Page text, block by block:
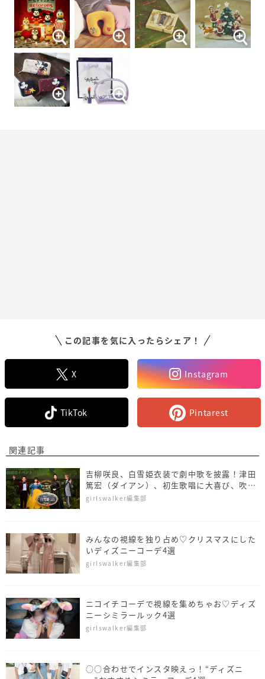
この記事を気に入ったらシェア！
X Instagram
TikTok Pintarest
関連記事
吉柳咲良、白雪姫衣装で劇中歌を披露！津田
篤宏（ダイアン）、初生歌唱に大喜び、吹替
キャスト3人を新たに発表
girlswalker編集部
みんなの視線を独り占め♡クリスマスにした
いディズニーコーデ4選
girlswalker編集部
ニコイチコーデで視線を集めちゃお♡ディズ
ニーシミラールック4選
girlswalker編集部
○○合わせでインスタ映えっ！“ディズニ